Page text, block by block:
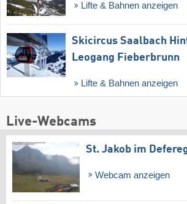
Lifte & Bahnen anzeigen
Skicircus Saalbach
Leogang Fieberbrunn
Lifte & Bahnen anzeigen
Live-Webcams
St. Jakob im
Webcam anzeigen